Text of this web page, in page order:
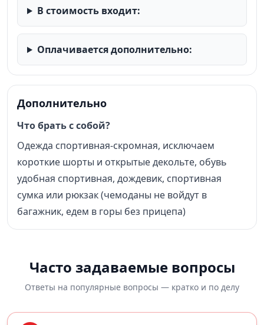
В стоимость входит:
Оплачивается дополнительно:
Дополнительно
Что брать с собой?
Одежда спортивная-скромная, исключаем
короткие шорты и открытые декольте, обувь
удобная спортивная, дождевик, спортивная
сумка или рюкзак (чемоданы не войдут в
багажник, едем в горы без прицепа)
Часто задаваемые вопросы
Ответы на популярные вопросы — кратко и по делу